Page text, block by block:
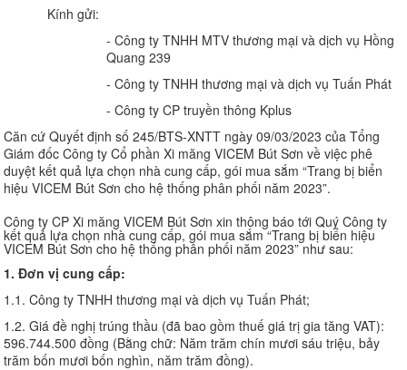
Kính gửi:
- Công ty TNHH MTV thương mại và dịch vụ Hồng
Quang 239
- Công ty TNHH thương mại và dịch vụ Tuấn Phát
- Công ty CP truyền thông Kplus
Căn cứ Quyết định số 245/BTS-XNTT ngày 09/03/2023 của Tổng
Giám đốc Công ty Cổ phần Xi măng VICEM Bút Sơn về việc phê
duyệt kết quả lựa chọn nhà cung cấp, gói mua sắm “Trang bị biển
hiệu VICEM Bút Sơn cho hệ thống phân phối năm 2023”.
Công ty CP Xi măng VICEM Bút Sơn xin thông báo tới Quý Công ty
kết quả lựa chọn nhà cung cấp, gói mua sắm “Trang bị biển hiệu
VICEM Bút Sơn cho hệ thống phân phối năm 2023” như sau:
1. Đơn vị cung cấp:
1.1. Công ty TNHH thương mại và dịch vụ Tuấn Phát;
1.2. Giá đề nghị trúng thầu (đã bao gồm thuế giá trị gia tăng VAT):
596.744.500 đồng (Bằng chữ: Năm trăm chín mươi sáu triệu, bảy
trăm bốn mươi bốn nghìn, năm trăm đồng).